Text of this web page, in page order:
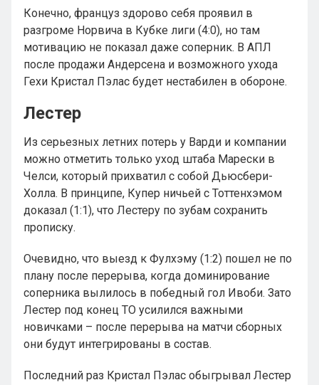
Конечно, француз здорово себя проявил в
разгроме Норвича в Кубке лиги (4:0), но там
мотивацию не показал даже соперник. В АПЛ
после продажи Андерсена и возможного ухода
Гехи Кристал Пэлас будет нестабилен в обороне.
Лестер
Из серьезных летних потерь у Варди и компании
можно отметить только уход штаба Марески в
Челси, который прихватил с собой Дьюсбери-
Холла. В принципе, Купер ничьей с Тоттенхэмом
доказал (1:1), что Лестеру по зубам сохранить
прописку.
Очевидно, что выезд к Фулхэму (1:2) пошел не по
плану после перерыва, когда доминирование
соперника вылилось в победный гол Ивоби. Зато
Лестер под конец ТО усилился важными
новичками – после перерыва на матчи сборных
они будут интегрированы в состав.
Последний раз Кристал Пэлас обыгрывал Лестер